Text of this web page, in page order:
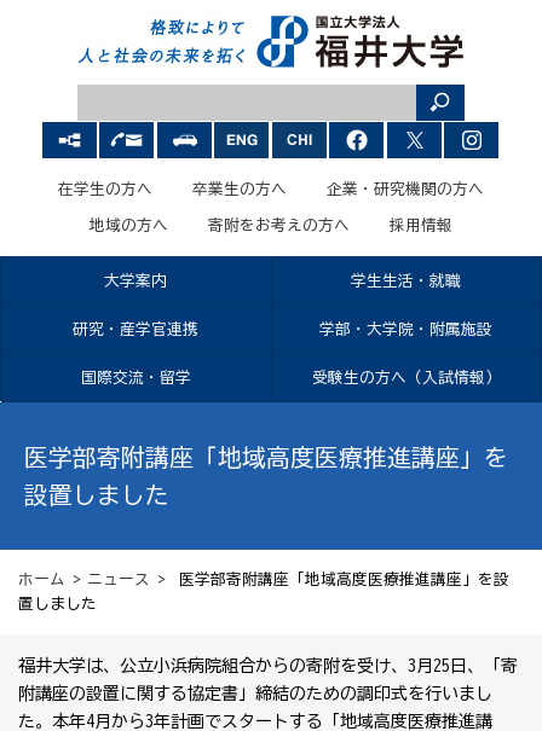
在学生の方へ 卒業生の方へ 企業・研究機関の方へ
地域の方へ 寄附をお考えの方へ 採用情報
大学案内 学生生活・就職
研究・産学官連携 学部・大学院・附属施設
国際交流・留学 受験生の方へ（入試情報）
医学部寄附講座「地域高度医療推進講座」を
設置しました
ホーム > ニュース
> 医学部寄附講座「地域高度医療推進講座」を設
置しました
福井大学は、公立小浜病院組合からの寄附を受け、3月25日、「寄
附講座の設置に関する協定書」締結のための調印式を行いまし
た。本年4月から3年計画でスタートする「地域高度医療推進講